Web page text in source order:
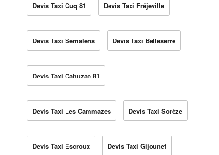
Devis Taxi Cuq 81 Devis Taxi Fréjeville
Devis Taxi Sémalens Devis Taxi Belleserre
Devis Taxi Cahuzac 81
Devis Taxi Les Cammazes Devis Taxi Sorèze
Devis Taxi Escroux Devis Taxi Gijounet